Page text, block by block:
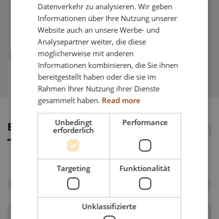
Für die korrekte Montage vom Bodypoint Pivofit
Gurt empfehlen wir den
H-Gurt Adapter
Ersatzteilnummern
Ersatzteilnummern
FRENCH
GERMAN
NORWEGIAN
Datenverkehr zu analysieren. Wir geben
Informationen über Ihre Nutzung unserer
Website auch an unsere Werbe- und
Analysepartner weiter, die diese
möglicherweise mit anderen
Informationen kombinieren, die Sie ihnen
bereitgestellt haben oder die sie im
Rahmen Ihrer Nutzung ihrer Dienste
gesammelt haben. Read more
Unbedingt
erforderlich
Performance
Targeting Funktionalität
Unklassifizierte